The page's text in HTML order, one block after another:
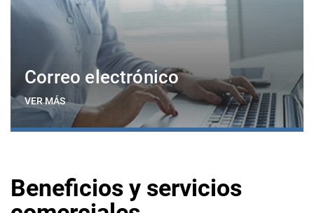
Correo electrónico
VER MÁS
Beneficios y servicios